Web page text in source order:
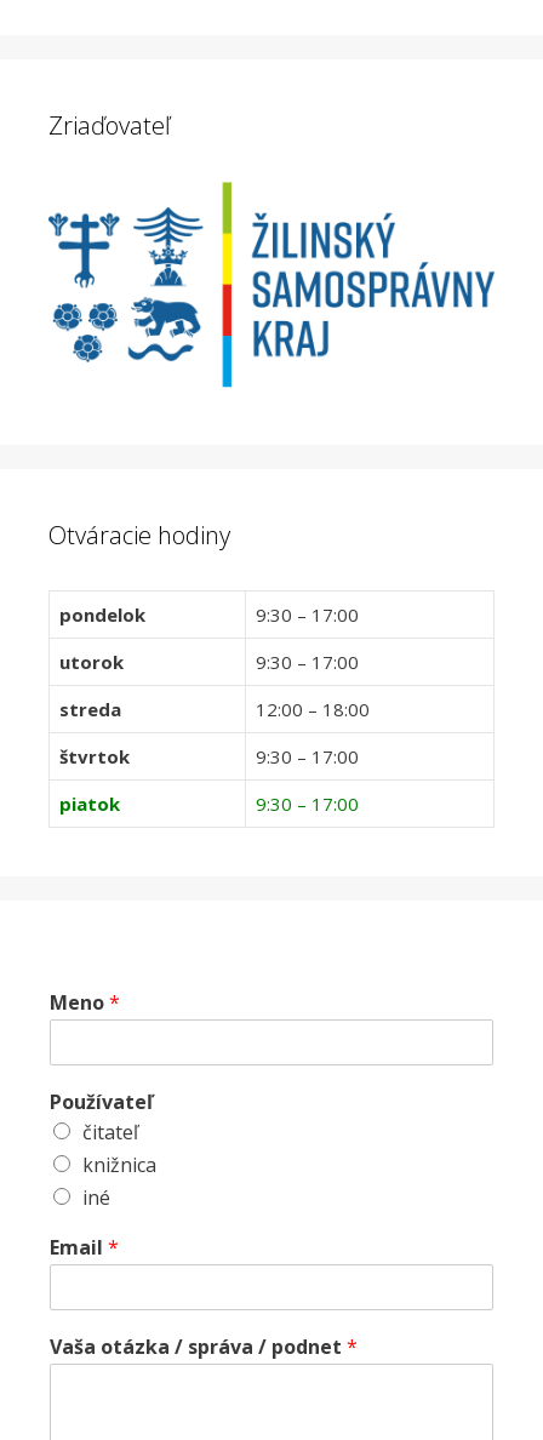
Zriaďovateľ
Otváracie hodiny
pondelok
9:30 – 17:00
utorok
9:30 – 17:00
streda
12:00 – 18:00
štvrtok
9:30 – 17:00
piatok
9:30 – 17:00
Meno*
Používateľ
čitateľ
knižnica
iné
Email *
Vaša otázka / správa / podnet *